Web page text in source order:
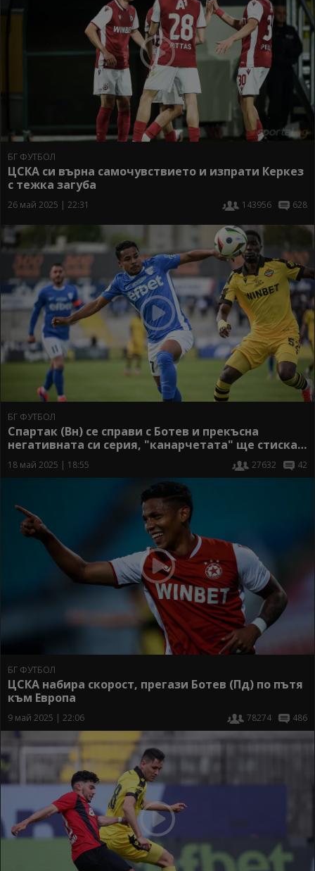
БГ ФУТБОЛ
ЦСКА си върна самочувствието и изпрати Керкез
с тежка загуба
26 май 2025 | 22:31 143956 628
БГ ФУТБОЛ
Спартак (Вн) се справи с Ботев и прекъсна
негативната си серия, "канарчетата" ще стискат
палци на ЦСКА
18 май 2025 | 18:55 27632 42
БГ ФУТБОЛ
ЦСКА набира скорост, прегази Ботев (Пд) по пътя
към Европа
9 май 2025 | 22:06 78274 486